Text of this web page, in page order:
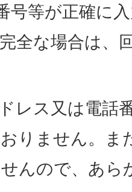
号等が正確に
全な場合は、
レス又は電話
りません。ま
んので、あら